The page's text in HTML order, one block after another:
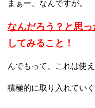
まぁー、なんですが。
なんだろう？と思
してみること！
んでもって、これは使
積極的に取り入れてい